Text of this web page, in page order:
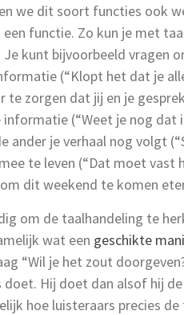
we dit soort functies ook
functie. Zo kun je met
Je kunt bijvoorbeeld vragen
(“Klopt het dat je
te zorgen dat jij en je
informatie (“Weet je nog
je verhaal nog volgt
te leven (“Dat moet
dit weekend te komen
om de taalhandeling te
wat een geschikte
“Wil je het zout
doet. Hij doet dan alsof hij
hoe luisteraars precies